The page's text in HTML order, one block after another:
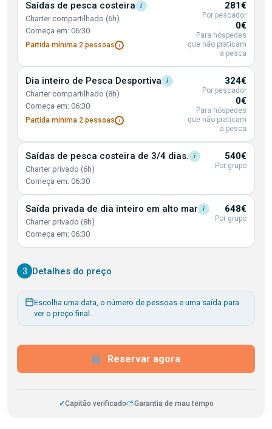
Saídas de pesca costeira i
Charter compartilhado (6h)
Começa em: 06:30
Partida mínima 2 pessoas i
281€
Por pescador
0€
Para hóspedes
que não praticam
a pesca
Dia inteiro de Pesca Desportiva i
Charter compartilhado (8h)
Começa em: 06:30
Partida mínima 2 pessoas i
324€
Por pescador
0€
Para hóspedes
que não praticam
a pesca
Saídas de pesca costeira de 3/4 dias. i
Charter privado (6h)
Começa em: 06:30
540€
Por grupo
Saída privada de dia inteiro em alto mar i
Charter privado (8h)
Começa em: 06:30
648€
Por grupo
3 Detalhes do preço
Escolha uma data, o número de pessoas e uma saída para
ver o preço final.
Reservar agora
✓Capitão verificado⛅Garantia de mau tempo